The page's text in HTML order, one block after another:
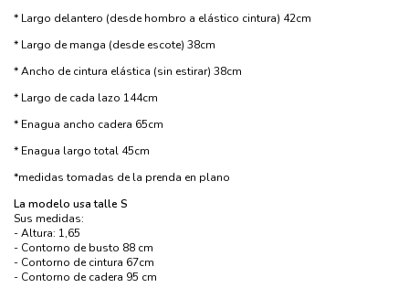
* Largo delantero (desde hombro a elástico cintura) 42cm
* Largo de manga (desde escote) 38cm
* Ancho de cintura elástica (sin estirar) 38cm
* Largo de cada lazo 144cm
* Enagua ancho cadera 65cm
* Enagua largo total 45cm
*medidas tomadas de la prenda en plano
​La modelo usa talle S
Sus medidas:
- Altura: 1,65
- Contorno de busto 88 cm
- Contorno de cintura 67cm
- Contorno de cadera 95 cm